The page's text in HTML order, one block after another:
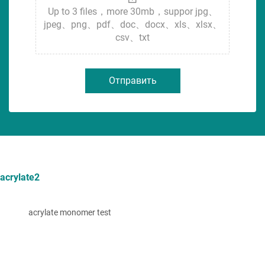
Up to 3 files，more 30mb，suppor jpg、
jpeg、png、pdf、doc、docx、xls、xlsx、
csv、txt
Отправить
acrylate2
acrylate monomer test